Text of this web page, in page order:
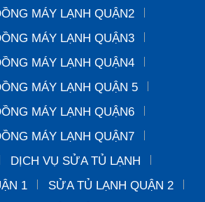
MÁY LẠNH QUẬN2
MÁY LẠNH QUẬN3
MÁY LẠNH QUẬN4
MÁY LẠNH QUẬN 5
MÁY LẠNH QUẬN6
MÁY LẠNH QUẬN7
DỊCH VỤ SỬA TỦ LẠNH
1
SỬA TỦ LẠNH QUẬN 2